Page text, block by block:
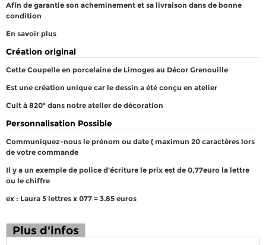
Afin de garantie son acheminement et sa livraison dans de bonne
condition
En savoir plus
Création original
Cette Coupelle en porcelaine de Limoges au Décor Grenouille
Est une création unique car le dessin a été conçu en atelier
Cuit à 820° dans notre atelier de décoration
Personnalisation Possible
Communiquez-nous le prénom ou date ( maximun 20 caractères lors
de votre commande
Il y a un exemple de police d'écriture le prix est de 0,77euro la lettre
ou le chiffre
ex : Laura 5 lettres x 077 = 3.85 euros
Plus d'infos